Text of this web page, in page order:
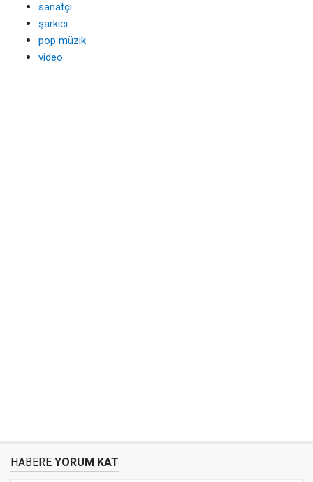
sanatçı
şarkıcı
pop müzik
video
HABERE YORUM KAT